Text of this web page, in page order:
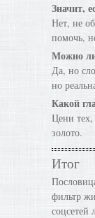
Значит,
Нет, не
помочь,
Можно
Да, но
но
Какой
Цени тех,
золото.
Итог
фильтр
соцсетей